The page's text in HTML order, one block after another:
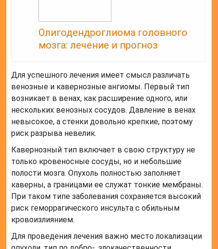
Олигодендроглиома головного
мозга: лечение и прогноз
Для успешного лечения имеет смысл различать
венозные и кавернозные ангиомы. Первый тип
возникает в венах, как расширение одного, или
нескольких венозных сосудов. Давление в венах
невысокое, а стенки довольно крепкие, поэтому
риск разрыва невелик.
Кавернозный тип включает в свою структуру не
только кровеносные сосуды, но и небольшие
полости мозга. Опухоль полностью заполняет
каверны, а границами ее служат тонкие мембраны.
При таком типе заболевания сохраняется высокий
риск геморрагического инсульта с обильным
кровоизлиянием.
Для проведения лечения важно место локализации